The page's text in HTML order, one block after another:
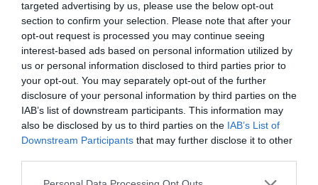
targeted advertising by us, please use the below opt-out
section to confirm your selection. Please note that after your
opt-out request is processed you may continue seeing
interest-based ads based on personal information utilized by
us or personal information disclosed to third parties prior to
your opt-out. You may separately opt-out of the further
disclosure of your personal information by third parties on the
IAB’s list of downstream participants. This information may
also be disclosed by us to third parties on the IAB’s List of
Downstream Participants that may further disclose it to other
Please note that this website/app uses one or more Google
Η κλήρωση της Allwyn Women’s
Basketball League 1
Πραγματοποιήθηκε η κλήρωση της Allwyn Women’s
Basketball League 1 για τη σεζόν 2026-2027.
23.07.2026 ΜΠΑΣΚΕΤ ΓΥΝΑΙΚΩΝ